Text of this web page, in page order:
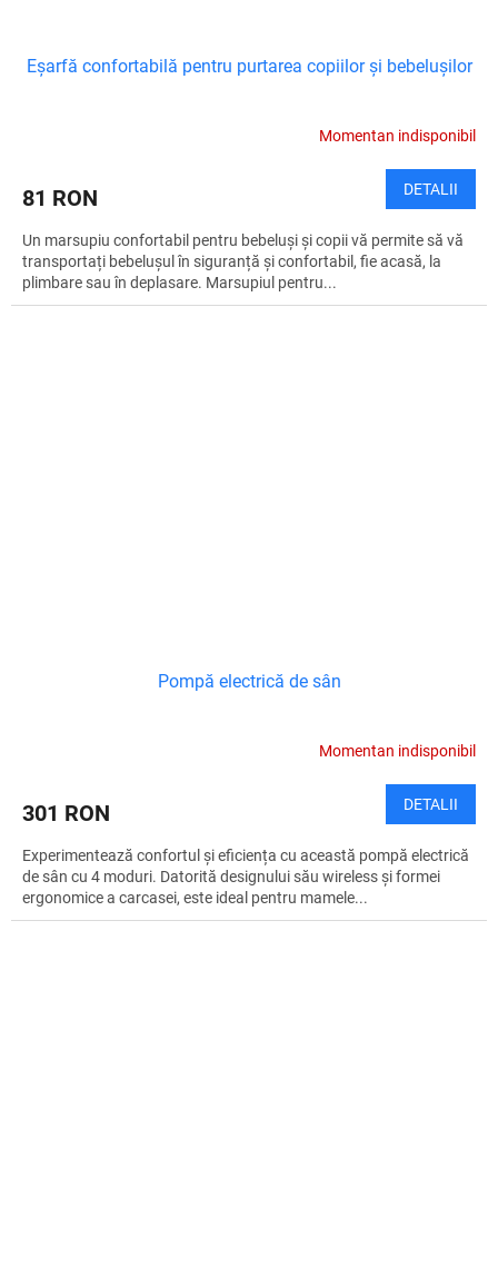
Eșarfă confortabilă pentru purtarea copiilor și bebelușilor
Momentan indisponibil
81 RON DETALII
Un marsupiu confortabil pentru bebeluși și copii vă permite să vă
transportați bebelușul în siguranță și confortabil, fie acasă, la
plimbare sau în deplasare. Marsupiul pentru...
Pompă electrică de sân
Momentan indisponibil
301 RON DETALII
Experimentează confortul și eficiența cu această pompă electrică
de sân cu 4 moduri. Datorită designului său wireless și formei
ergonomice a carcasei, este ideal pentru mamele...